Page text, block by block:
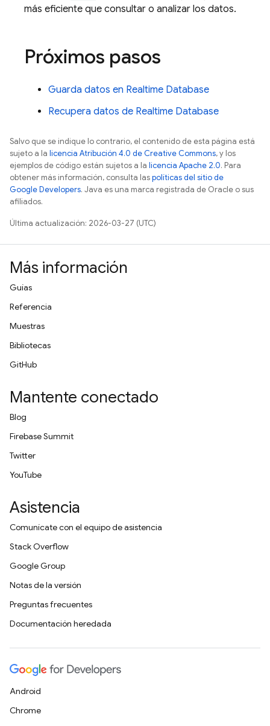
más eficiente que consultar o analizar los datos.
Próximos pasos
Guarda datos en Realtime Database
Recupera datos de Realtime Database
Salvo que se indique lo contrario, el contenido de esta página está
sujeto a la licencia Atribución 4.0 de Creative Commons, y los
ejemplos de código están sujetos a la licencia Apache 2.0. Para
obtener más información, consulta laspolíticas del sitio de
Google Developers. Java es una marca registrada de Oracle o sus
afiliados.
Última actualización: 2026-03-27 (UTC)
Más información
Guías
Referencia
Muestras
Bibliotecas
GitHub
Mantente conectado
Blog
Firebase Summit
Twitter
YouTube
Asistencia
Comunícate con el equipo de asistencia
Stack Overflow
Google Group
Notas de la versión
Preguntas frecuentes
Documentación heredada
Android
Chrome